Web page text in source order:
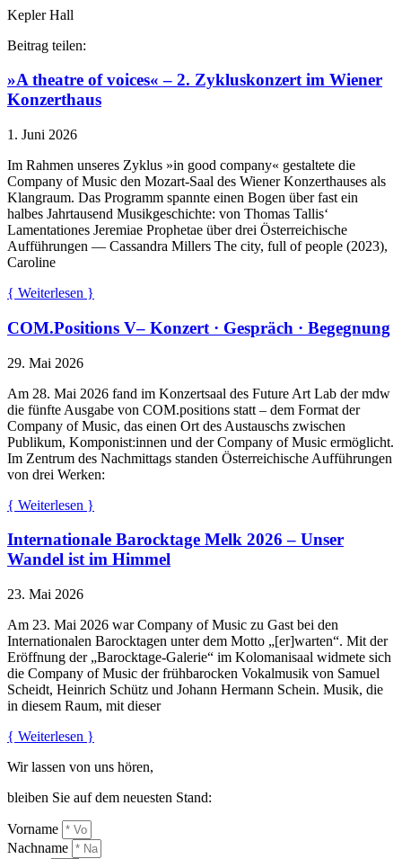
Kepler Hall
Beitrag teilen:
»A theatre of voices« – 2. Zykluskonzert im Wiener
Konzerthaus
1. Juni 2026
Im Rahmen unseres Zyklus »in good company« gestaltete die
Company of Music den Mozart-Saal des Wiener Konzerthauses als
Klangraum. Das Programm spannte einen Bogen über fast ein
halbes Jahrtausend Musikgeschichte: von Thomas Tallis‘
Lamentationes Jeremiae Prophetae über drei Österreichische
Aufführungen — Cassandra Millers The city, full of people (2023),
Caroline
{ Weiterlesen }
COM.Positions V– Konzert · Gespräch · Begegnung
29. Mai 2026
Am 28. Mai 2026 fand im Konzertsaal des Future Art Lab der mdw
die fünfte Ausgabe von COM.positions statt – dem Format der
Company of Music, das einen Ort des Austauschs zwischen
Publikum, Komponist:innen und der Company of Music ermöglicht.
Im Zentrum des Nachmittags standen Österreichische Aufführungen
von drei Werken:
{ Weiterlesen }
Internationale Barocktage Melk 2026 – Unser
Wandel ist im Himmel
23. Mai 2026
Am 23. Mai 2026 war Company of Music zu Gast bei den
Internationalen Barocktagen unter dem Motto „[er]warten“. Mit der
Eröffnung der „Barocktage-Galerie“ im Kolomanisaal widmete sich
die Company of Music der frühbarocken Vokalmusik von Samuel
Scheidt, Heinrich Schütz und Johann Hermann Schein. Musik, die
in diesem Raum, mit dieser
{ Weiterlesen }
Wir lassen von uns hören,
bleiben Sie auf dem neuesten Stand:
Vorname
Nachname